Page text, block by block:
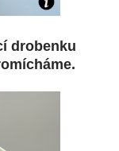
drobenku